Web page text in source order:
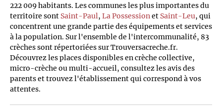
222 009 habitants. Les communes les plus importantes du
territoire sont Saint-Paul, La Possession et Saint-Leu, qui
concentrent une grande partie des équipements et services
à la population. Sur l'ensemble de l'intercommunalité, 83
crèches sont répertoriées sur Trouversacreche.fr.
Découvrez les places disponibles en crèche collective,
micro-crèche ou multi-accueil, consultez les avis des
parents et trouvez l'établissement qui correspond à vos
attentes.